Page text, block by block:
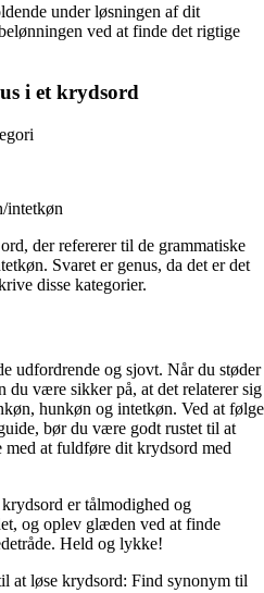
under løsningen af dit
ved at finde det rigtige
i et krydsord
intetkøn
der refererer til de grammatiske
Svaret er genus, da det er det
disse kategorier.
udfordrende og sjovt. Når du støder
du være sikker på, at det relaterer sig
hunkøn og intetkøn. Ved at følge
bør du være godt rustet til at
at fuldføre dit krydsord med
er tålmodighed og
og oplev glæden ved at finde
Held og lykke!
at løse krydsord: Find synonym til